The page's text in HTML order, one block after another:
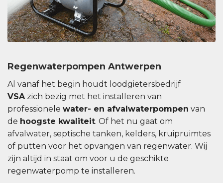
Regenwaterpompen Antwerpen
Al vanaf het begin houdt loodgietersbedrijf
VSAzich bezig met het installeren van
professionele water- en afvalwaterpompen van
de hoogste kwaliteit. Of het nu gaat om
afvalwater, septische tanken, kelders, kruipruimtes
of putten voor het opvangen van regenwater. Wij
zijn altijd in staat om voor u de geschikte
regenwaterpomp te installeren.